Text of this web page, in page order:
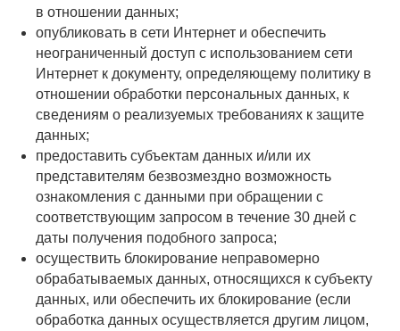
в отношении данных;
опубликовать в сети Интернет и обеспечить
неограниченный доступ с использованием сети
Интернет к документу, определяющему политику в
отношении обработки персональных данных, к
сведениям о реализуемых требованиях к защите
данных;
предоставить субъектам данных и/или их
представителям безвозмездно возможность
ознакомления с данными при обращении с
соответствующим запросом в течение 30 дней с
даты получения подобного запроса;
осуществить блокирование неправомерно
обрабатываемых данных, относящихся к субъекту
данных, или обеспечить их блокирование (если
обработка данных осуществляется другим лицом,